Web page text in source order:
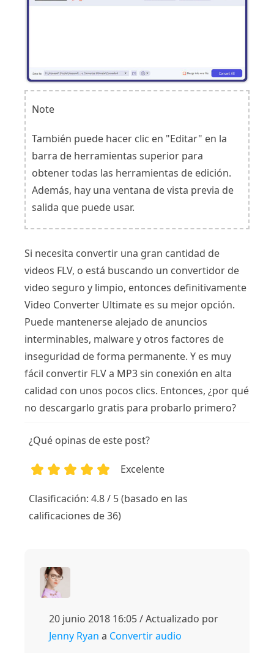
Note
También puede hacer clic en "Editar" en la
barra de herramientas superior para
obtener todas las herramientas de edición.
Además, hay una ventana de vista previa de
salida que puede usar.
Si necesita convertir una gran cantidad de
videos FLV, o está buscando un convertidor de
video seguro y limpio, entonces definitivamente
Video Converter Ultimate es su mejor opción.
Puede mantenerse alejado de anuncios
interminables, malware y otros factores de
inseguridad de forma permanente. Y es muy
fácil convertir FLV a MP3 sin conexión en alta
calidad con unos pocos clics. Entonces, ¿por qué
no descargarlo gratis para probarlo primero?
¿Qué opinas de este post?
Excelente
Clasificación: 4.8 / 5 (basado en las
calificaciones de 36)
20 junio 2018 16:05 / Actualizado por
Jenny Ryan a Convertir audio